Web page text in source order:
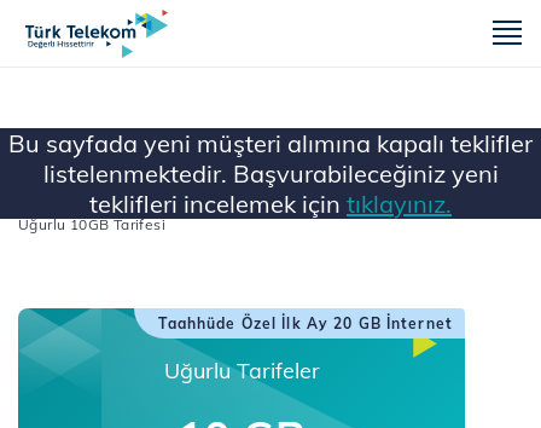
Bu sayfada yeni müşteri alımına kapalı teklifler
listelenmektedir. Başvurabileceğiniz yeni
teklifleri incelemek için tıklayınız.
Ana Sayfa ...
Tüm Faturalı Tarifeler
Uğurlu 10GB Tarifesi
Taahhüde Özel İlk Ay 20 GB İnternet
Uğurlu Tarifeler